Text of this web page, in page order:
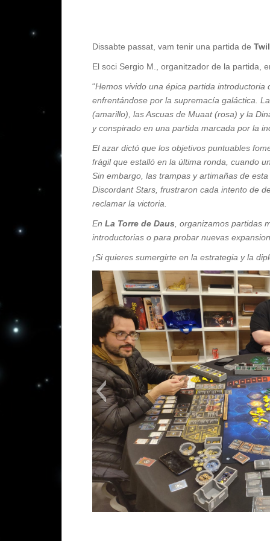
Dissabte passat, vam tenir una partida de
El soci Sergio M., organitzador de la partida,
“Hemos vivido una épica partida introductoria
enfrentándose por la supremacía galáctica.
(amarillo), las Ascuas de Muaat (rosa) y la
y conspirado en una partida marcada por la
El azar dictó que los objetivos puntuables
frágil que estalló en la última ronda, cuando
Sin embargo, las trampas y artimañas de
Discordant Stars, frustraron cada intento de
reclamar la victoria.
En La Torre de Daus, organizamos partidas
introductorias o para probar nuevas
¡Si quieres sumergirte en la estrategia y la